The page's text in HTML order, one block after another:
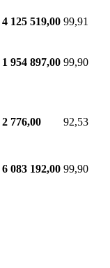
4 125 519,00 99,91
1 954 897,00 99,90
2 776,00 92,53
6 083 192,00 99,90